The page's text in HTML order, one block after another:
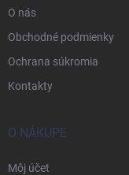
O nás
Obchodné podmienky
Ochrana súkromia
Kontakty
O NÁKUPE
Môj účet